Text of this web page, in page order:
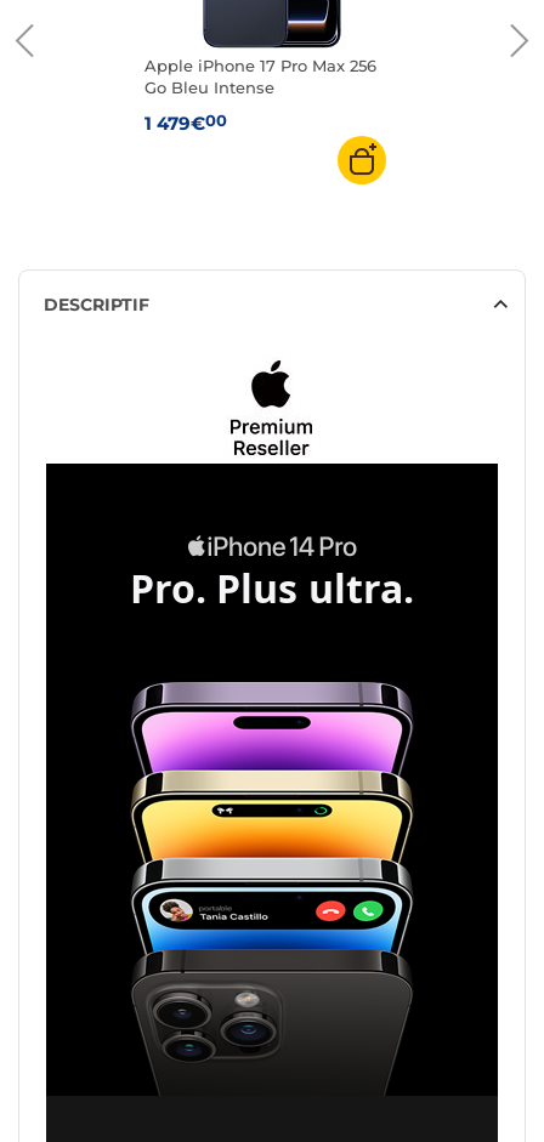
Apple iPhone 17 Pro Max 256
Go Bleu Intense
1 479€00
DESCRIPTIF
Pro. Plus ultra.